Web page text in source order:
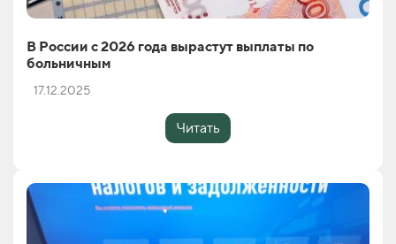
В России с 2026 года вырастут выплаты по
больничным
17.12.2025
Читать